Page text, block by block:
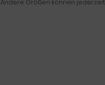
Andere Größen können